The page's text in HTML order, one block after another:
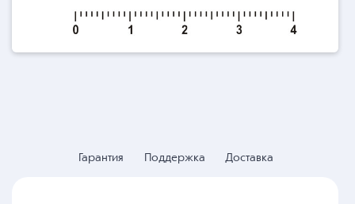
Гарантия Поддержка Доставка